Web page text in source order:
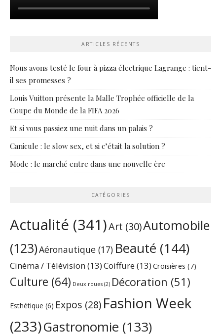
ARTICLES RÉCENTS
Nous avons testé le four à pizza électrique Lagrange : tient-
il ses promesses ?
Louis Vuitton présente la Malle Trophée officielle de la
Coupe du Monde de la FIFA 2026
Et si vous passiez une nuit dans un palais ?
Canicule : le slow sex, et si c’était la solution ?
Mode : le marché entre dans une nouvelle ère
CATÉGORIES
Actualité (341)Art (30)Automobile
(123)Aéronautique (17) Beauté (144)
Cinéma / Télévision(13)Coiffure(13) Croisières (7)
Culture (64) Deux roues (2) Décoration (51)
Esthétique (6) Expos (28) Fashion Week
(233)Gastronomie (133)